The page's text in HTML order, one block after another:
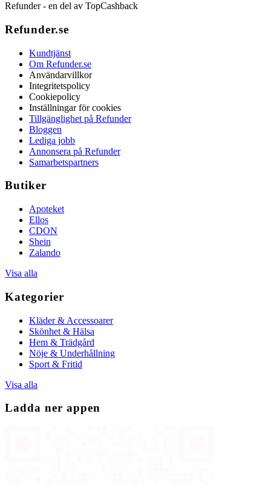
Refunder - en del av TopCashback
Refunder.se
Kundtjänst
Om Refunder.se
Användarvillkor
Integritetspolicy
Cookiepolicy
Inställningar för cookies
Tillgänglighet på Refunder
Bloggen
Lediga jobb
Annonsera på Refunder
Samarbetspartners
Butiker
Apoteket
Ellos
CDON
Shein
Zalando
Visa alla
Kategorier
Kläder & Accessoarer
Skönhet & Hälsa
Hem & Trädgård
Nöje & Underhållning
Sport & Fritid
Visa alla
Ladda ner appen